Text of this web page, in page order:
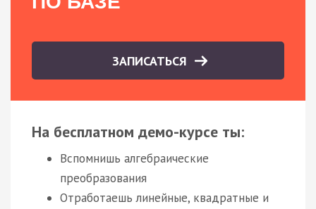
ЗАПИСАТЬСЯ
На бесплатном демо-курсе ты:
Вспомнишь алгебраические
преобразования
Отработаешь линейные, квадратные и